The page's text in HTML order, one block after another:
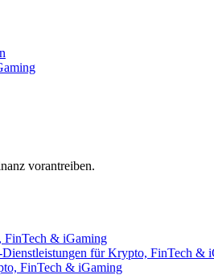
vorantreiben.
FinTech & iGaming
für Krypto, FinTech &
FinTech & iGaming